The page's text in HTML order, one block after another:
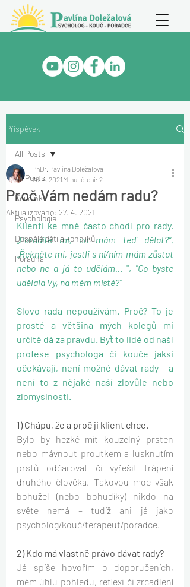
Příspěvek
All Posts
Koučink
Psychologie
Dospělé děti alkoholiků
Poradna
All Posts
Proč Vám nedám radu?
PhDr. Pavlína Doležalová
26. 4. 2021 Minut čtení: 2
Aktualizováno: 27. 4. 2021
„Poradíte mi, co mám teď dělat?“
„Řekněte mi, jestli s ní/ním mám zůstat
nebo ne a já to udělám... ", "Co byste
udělala Vy, na mém místě?"
Slovo rada nepoužívám. Proč? To je
prosté a většina mých kolegů mi
určitě dá za pravdu. Byť to lidé od naší
profese psychologa či kouče jaksi
očekávají, není možné dávat rady - a
není to z nějaké naší zlovůle nebo
zlomyslnosti.
1) Chápu, že a proč ji klient chce.
Bylo by hezké mít kouzelný prsten
nebo mávnout proutkem a lusknutím
prstů odčarovat či vyřešit trápení
druhého člověka. Takovou moc však
bohužel (nebo bohudíky) nikdo na
světe nemá – tudíž ani já jako
psycholog/kouč/terapeut/poradce.
2) Kdo má vlastně právo dávat rady?
Já spíše hovořím o doporučeních,
mém úhlu pohledu, reflexi či zrcadlení